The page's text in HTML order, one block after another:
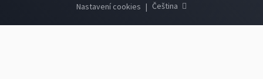
Nastavení cookies | Čeština